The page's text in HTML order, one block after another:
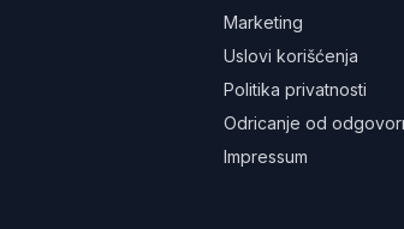
Marketing
Uslovi korišćenja
Politika privatnosti
Odricanje od
Impressum